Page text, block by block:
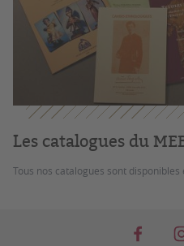
Les catalogues du
Tous nos catalogues sont disponibles